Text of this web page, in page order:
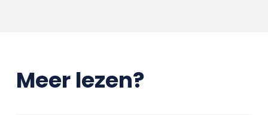
Meer lezen?